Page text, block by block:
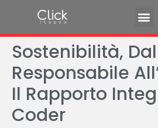
Sostenibilità,
Responsabile
Il Rapporto
Coder